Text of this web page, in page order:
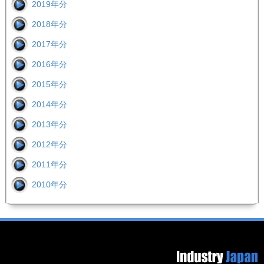
2019年分
2018年分
2017年分
2016年分
2015年分
2014年分
2013年分
2012年分
2011年分
2010年分